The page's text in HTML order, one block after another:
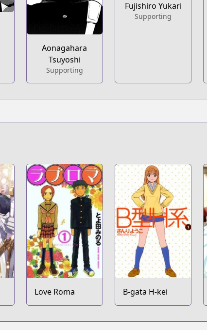
Aonagahara
Tsuyoshi
Supporting
Fujishiro Yukari
Supporting
Love Roma B-gata H-kei